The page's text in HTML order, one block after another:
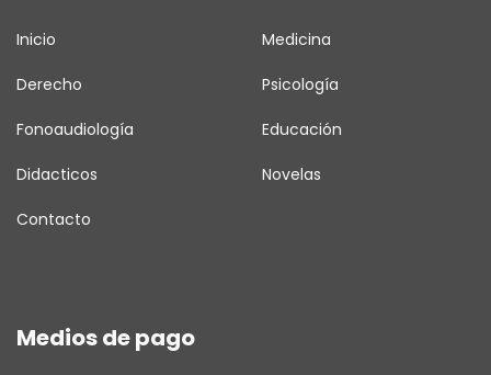
Inicio Medicina
Derecho Psicología
Fonoaudiología Educación
Didacticos Novelas
Contacto
Medios de pago